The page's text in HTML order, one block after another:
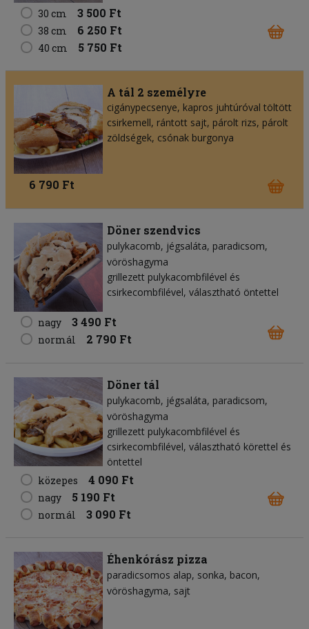
30 cm 3 500 Ft
38 cm 6 250 Ft
40 cm 5 750 Ft
A tál 2 személyre
cigánypecsenye, kapros juhtúróval töltött
csirkemell, rántott sajt, párolt rizs, párolt
zöldségek, csónak burgonya
6 790 Ft
Döner szendvics
pulykacomb jégsaláta paradicsom
vöröshagyma
grillezett pulykacombfilével és
csirkecombfilével, választható öntettel
nagy 3 490 Ft
normál 2 790 Ft
Döner tál
pulykacomb jégsaláta paradicsom
vöröshagyma
grillezett pulykacombfilével és
csirkecombfilével, választható körettel és
öntettel
közepes
4 090 Ft
nagy 5 190 Ft
normál 3 090 Ft
Éhenkórász pizza
paradicsomos alap sonka bacon
vöröshagyma sajt